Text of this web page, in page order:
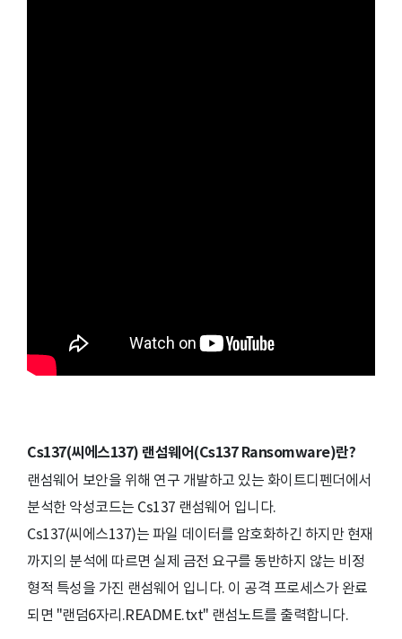
Cs137(씨에스137) 랜섬웨어(Cs137 Ransomware)란?
랜섬웨어 보안을 위해 연구 개발하고 있는 화이트디펜더에서
분석한 악성코드는 Cs137 랜섬웨어 입니다.
Cs137(씨에스137)는 파일 데이터를 암호화하긴 하지만 현재
까지의 분석에 따르면 실제 금전 요구를 동반하지 않는 비정
형적 특성을 가진 랜섬웨어 입니다. 이 공격 프로세스가 완료
되면 "랜덤6자리.README.txt" 랜섬노트를 출력합니다.